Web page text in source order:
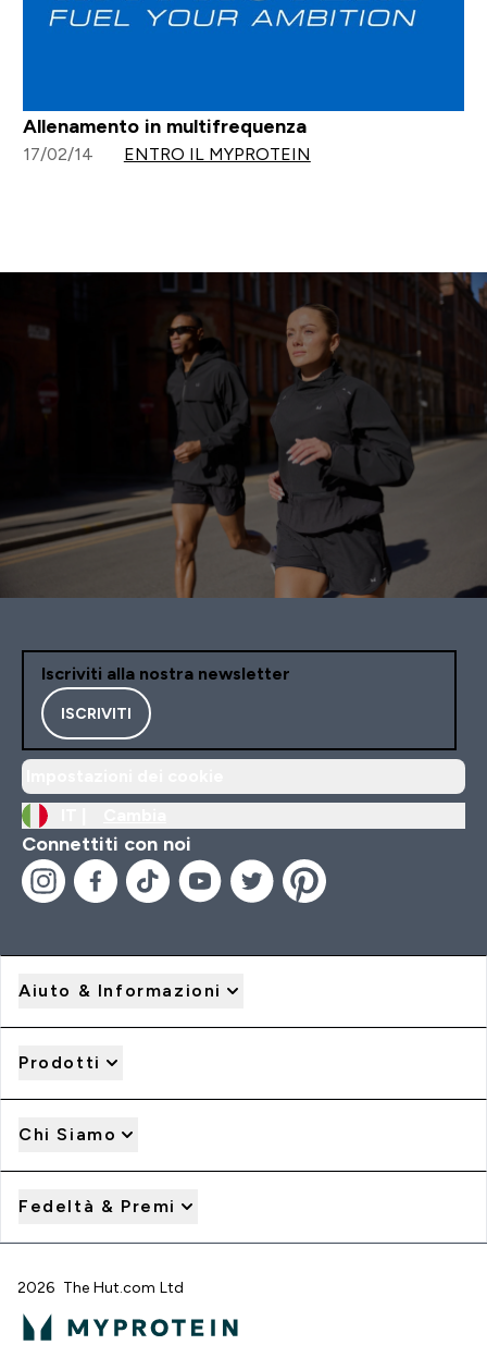
Allenamento in multifrequenza
17/02/14 ENTRO IL MYPROTEIN
Iscriviti alla nostra newsletter
ISCRIVITI
Connettiti con noi
Aiuto & Informazioni
Prodotti
Chi Siamo
Fedeltà & Premi
2026 The Hut.com Ltd